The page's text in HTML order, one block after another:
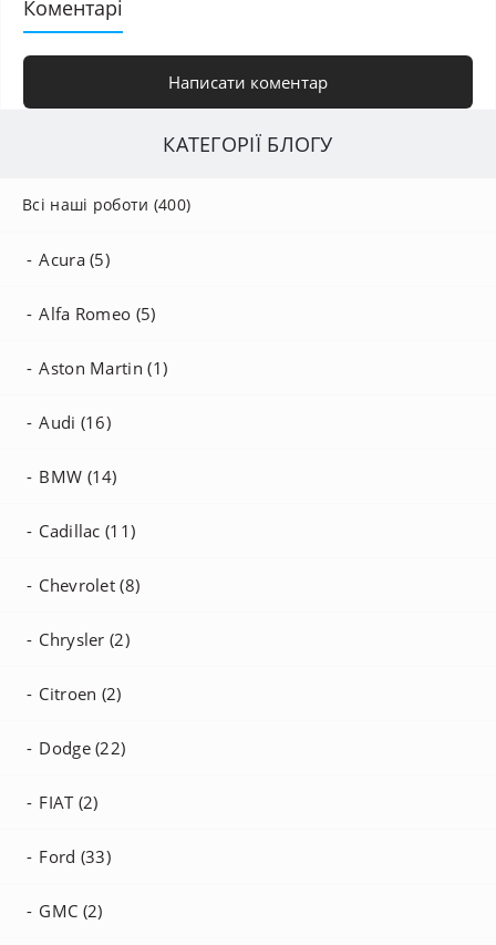
Коментарі
Написати коментар
КАТЕГОРІЇ БЛОГУ
Всі наші роботи (400)
Acura (5)
Alfa Romeo (5)
Aston Martin (1)
Audi (16)
BMW (14)
Cadillac (11)
Chevrolet (8)
Chrysler (2)
Citroen (2)
Dodge (22)
FIAT (2)
Ford (33)
GMC (2)